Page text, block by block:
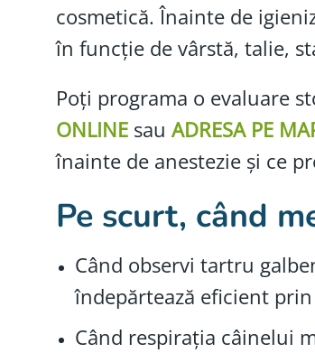
cosmetică. Înainte de
în funcție de vârstă, talie,
Poți programa o evaluare
ONLINE sau ADRESA PE
înainte de anestezie și ce
Pe scurt, când
Când observi tartru
îndepărtează eficient
Când respirația câinelui